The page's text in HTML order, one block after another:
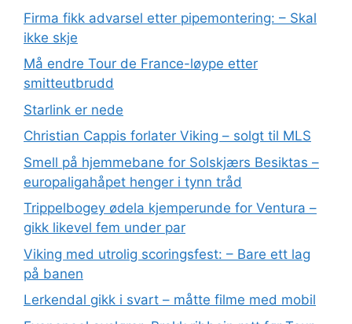
Firma fikk advarsel etter pipemontering: – Skal
ikke skje
Må endre Tour de France-løype etter
smitteutbrudd
Starlink er nede
Christian Cappis forlater Viking – solgt til MLS
Smell på hjemmebane for Solskjærs Besiktas –
europaligahåpet henger i tynn tråd
Trippelbogey ødela kjemperunde for Ventura –
gikk likevel fem under par
Viking med utrolig scoringsfest: – Bare ett lag
på banen
Lerkendal gikk i svart – måtte filme med mobil